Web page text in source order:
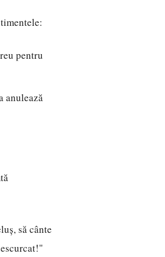
pentru
anulează
să cânte